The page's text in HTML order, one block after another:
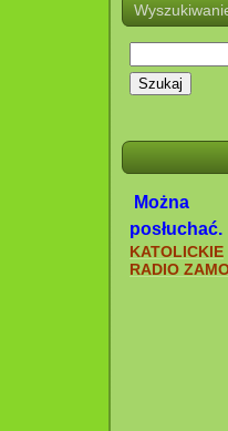
Szukaj
Można
posłuchać.
KATOLICKIE
RADIO